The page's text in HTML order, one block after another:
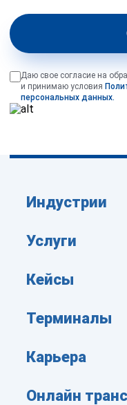
Даю свое согласие на
и принимаю условия
персональных данных.
Индустрии
Услуги
Кейсы
Терминалы
Карьера
Онлайн